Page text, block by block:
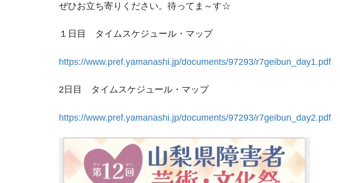
ぜひお立ち寄りください。待ってま～す☆
１日目 タイムスケジュール・マップ
https://www.pref.yamanashi.jp/documents/97293/r7geibun_day1.pdf
2日目 タイムスケジュール・マップ
https://www.pref.yamanashi.jp/documents/97293/r7geibun_day2.pdf